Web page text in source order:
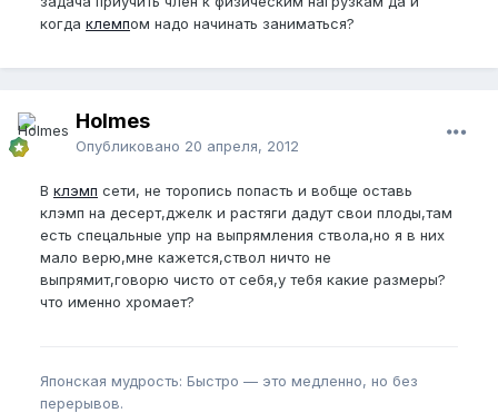
когда клемпом надо начинать заниматься?
Holmes
Опубликовано 20 апреля, 2012
В клэмп сети, не торопись попасть и вобще оставь
клэмп на десерт,джелк и растяги дадут свои плоды,там
есть спецальные упр на выпрямления ствола,но я в них
мало верю,мне кажется,ствол ничто не
выпрямит,говорю чисто от себя,у тебя какие размеры?
что именно хромает?
Японская мудрость: Быстро — это медленно, но без
перерывов.